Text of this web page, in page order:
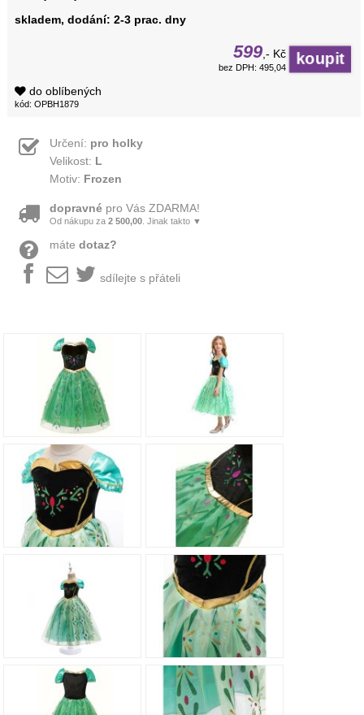
skladem, dodání: 2-3 prac. dny
599 ,- Kč
bez DPH: 495,04
do oblíbených
kód: OPBH1879
Určení: pro holky
Velikost: L
Motiv: Frozen
dopravnépro Vás ZDARMA!
Od nákupu za 2 500,00. Jinak takto ▼
máte dotaz?
sdílejte s přáteli